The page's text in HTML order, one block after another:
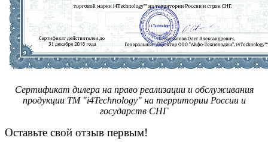
Сертификат дилера на право реализации и обслуживания
продукции ТМ "i4Technology" на территории России и
государств СНГ
Оставьте свой отзыв первым!